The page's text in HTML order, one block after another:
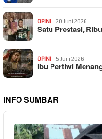
OPINI 20 Juni 2026
Satu Prestasi,
OPINI 5 Juni 2026
Ibu Pertiwi
INFO SUMBAR